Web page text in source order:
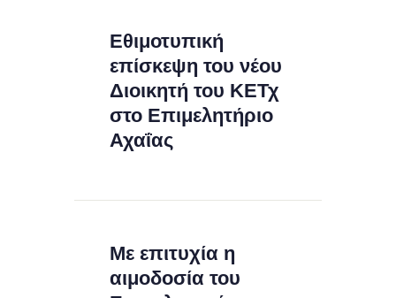
Εθιμοτυπική
επίσκεψη του νέου
Διοικητή του ΚΕΤχ
στο Επιμελητήριο
Αχαΐας
Με επιτυχία η
αιμοδοσία του